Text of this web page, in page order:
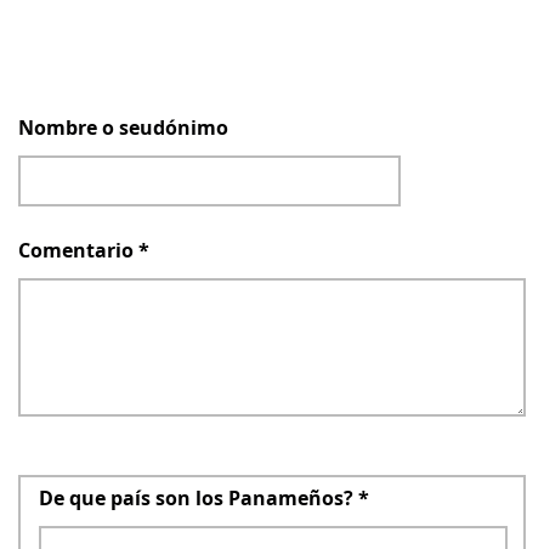
Nombre o seudónimo
Comentario*
De que país son los Panameños?*